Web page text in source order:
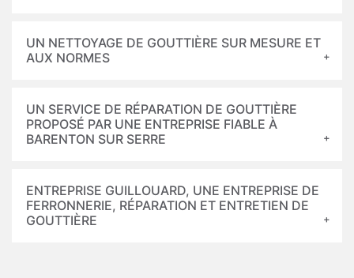
UN NETTOYAGE DE GOUTTIÈRE SUR MESURE ET
AUX NORMES
UN SERVICE DE RÉPARATION DE GOUTTIÈRE
PROPOSÉ PAR UNE ENTREPRISE FIABLE À
BARENTON SUR SERRE
ENTREPRISE GUILLOUARD, UNE ENTREPRISE DE
FERRONNERIE, RÉPARATION ET ENTRETIEN DE
GOUTTIÈRE